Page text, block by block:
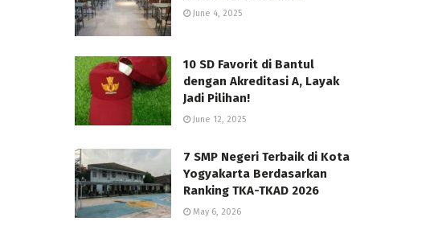
June 4, 2025
10 SD Favorit di Bantul
dengan Akreditasi A, Layak
Jadi Pilihan!
June 12, 2025
7 SMP Negeri Terbaik di Kota
Yogyakarta Berdasarkan
Ranking TKA-TKAD 2026
May 6, 2026